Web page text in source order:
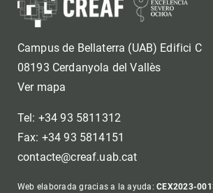
Campus de Bellaterra (UAB) Edifici C
08193 Cerdanyola del Vallès
Ver mapa
Tel: +34 93 5811312
Fax: +34 93 5814151
contacte@creaf.uab.cat
Web elaborada gracias a la ayuda:CEX2023-